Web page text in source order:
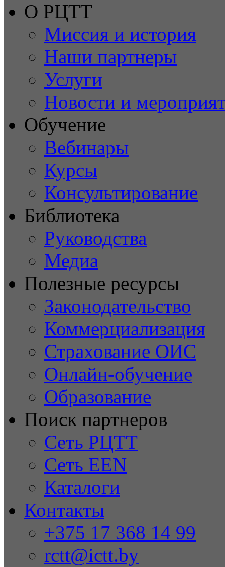
О РЦТТ
Миссия и история
Наши партнеры
Услуги
Новости и
Обучение
Вебинары
Курсы
Консультирование
Библиотека
Руководства
Медиа
Полезные ресурсы
Законодательство
Коммерциализация
Страхование ОИС
Онлайн-обучение
Образование
Поиск партнеров
Сеть РЦТТ
Сеть EEN
Каталоги
Контакты
+375 17 368 14 99
rctt@ictt.by